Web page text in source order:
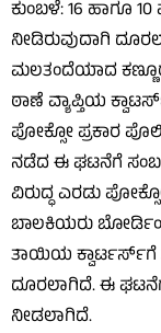
ಕುಂಬಳೆ: 16 ಹಾಗೂ
ನೀಡಿರುವುದಾಗಿ
ಮಲತಂದೆಯಾದ
ಠಾಣೆ ವ್ಯಾಪ್ತಿಯ
ಪೋಕ್ಸೋ ಪ್ರಕಾರ
ನಡೆದ ಈ ಘಟನೆಗೆ
ವಿರುದ್ಧ ಎರಡು
ಬಾಲಕಿಯರು
ತಾಯಿಯ ಕ್ವಾರ್ಟರ್ಸ್‌ಗೆ
ದೂರಲಾಗಿದೆ. ಈ
ನೀಡಲಾಗಿದೆ.